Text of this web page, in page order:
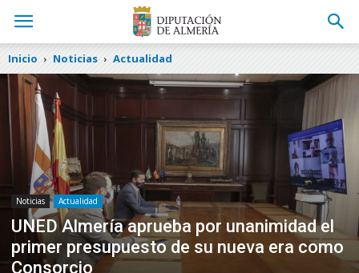
Inicio Noticias Actualidad
Noticias Actualidad
UNED Almería aprueba por unanimidad el
primer presupuesto de su nueva era como
Consorcio